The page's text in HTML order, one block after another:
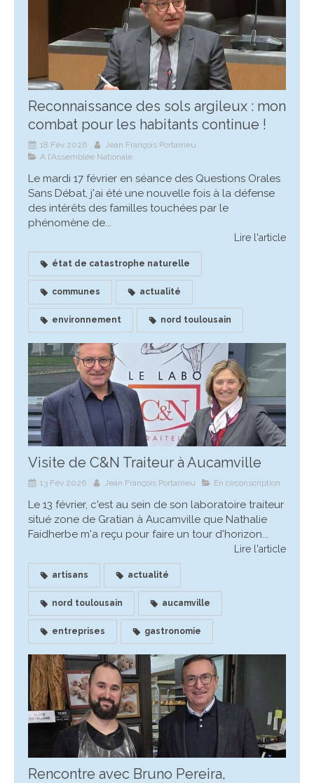
Reconnaissance des sols argileux : mon
combat pour les habitants continue !
18 Fév 2026
Jean François Portarrieu
A l'Assemblée Nationale
Le mardi 17 février en séance des Questions Orales
Sans Débat, j'ai été une nouvelle fois à la défense
des intérêts des familles touchées par le
phénomène de...
Lire l'article
état de catastrophe naturelle
communes actualité
environnement nord toulousain
Visite de C&N Traiteur à Aucamville
13 Fév 2026 Jean François Portarrieu En circonscription
Le 13 février, c'est au sein de son laboratoire traiteur
situé zone de Gratian à Aucamville que Nathalie
Faidherbe m'a reçu pour faire un tour d'horizon...
Lire l'article
artisans actualité
nord toulousain aucamville
entreprises gastronomie
Rencontre avec Bruno Pereira,